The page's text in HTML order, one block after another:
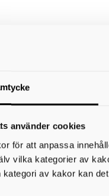
använder cookies
för att anpassa
vilka kategorier av
kategori av kakor kan
övriga fristående
som gäller för alla